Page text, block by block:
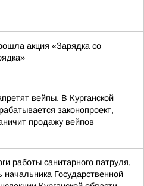
акция «Зарядка со
вейпы. В Курганской
законопроект,
продажу вейпов
работы санитарного патруля,
начальника Государственной